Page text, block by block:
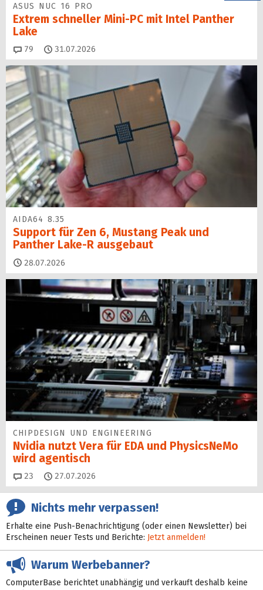
ASUS NUC 16 PRO
Extrem schneller Mini-PC mit Intel Panther
Lake
79 Kommentare
31.07.2026
AIDA64 8.35
Support für Zen 6, Mustang Peak und
Panther Lake-R ausgebaut
28.07.2026
CHIPDESIGN UND ENGINEERING
Nvidia nutzt Vera für EDA und PhysicsNeMo
wird agentisch
23 Kommentare
27.07.2026
Nichts mehr verpassen!
Erhalte eine Push-Benachrichtigung (oder einen Newsletter) bei
Erscheinen neuer Tests und Berichte: Jetzt anmelden!
Warum Werbebanner?
ComputerBase berichtet unabhängig und verkauft deshalb keine